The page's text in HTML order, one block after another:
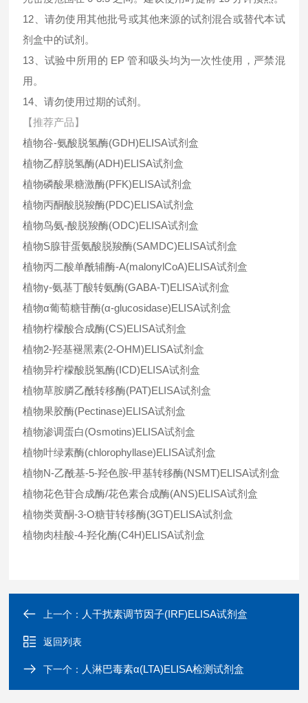
12、请勿使用其他批号或其他来源的试剂混合或替代本试
剂盒中的试剂。
13、试验中所用的 EP 管和吸头均为一次性使用，严禁混
用。
14、请勿使用过期的试剂。
【推荐产品】
植物谷-氨酸脱氢酶(GDH)ELISA试剂盒
植物乙醇脱氢酶(ADH)ELISA试剂盒
植物磷酸果糖激酶(PFK)ELISA试剂盒
植物丙酮酸脱羧酶(PDC)ELISA试剂盒
植物鸟氨-酸脱羧酶(ODC)ELISA试剂盒
植物S腺苷蛋氨酸脱羧酶(SAMDC)ELISA试剂盒
植物丙二酸单酰辅酶-A(malonylCoA)ELISA试剂盒
植物γ-氨基丁酸转氨酶(GABA-T)ELISA试剂盒
植物α葡萄糖苷酶(α-glucosidase)ELISA试剂盒
植物柠檬酸合成酶(CS)ELISA试剂盒
植物2-羟基褪黑素(2-OHM)ELISA试剂盒
植物异柠檬酸脱氢酶(ICD)ELISA试剂盒
植物草胺膦乙酰转移酶(PAT)ELISA试剂盒
植物果胶酶(Pectinase)ELISA试剂盒
植物渗调蛋白(Osmotins)ELISA试剂盒
植物叶绿素酶(chlorophyllase)ELISA试剂盒
植物N-乙酰基-5-羟色胺-甲基转移酶(NSMT)ELISA试剂盒
植物花色苷合成酶/花色素合成酶(ANS)ELISA试剂盒
植物类黄酮-3-O糖苷转移酶(3GT)ELISA试剂盒
植物肉桂酸-4-羟化酶(C4H)ELISA试剂盒
上一个： 人干扰素调节因子(IRF)ELISA试剂盒
返回列表
下一个： 人淋巴毒素α(LTA)ELISA检测试剂盒